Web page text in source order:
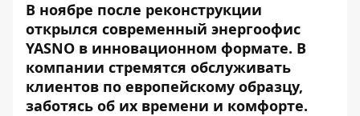
В ноябре после реконструкции
открылся современный энергоофис
YASNO в инновационном формате. В
компании стремятся обслуживать
клиентов по европейскому образцу,
заботясь об их времени и комфорте.